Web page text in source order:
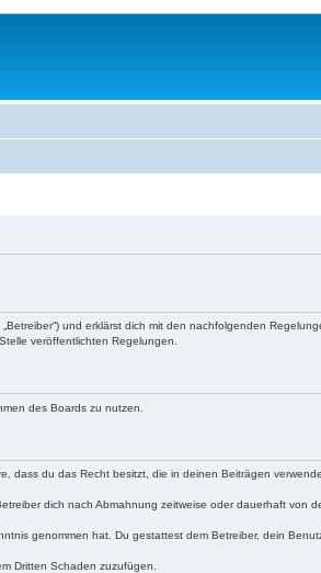
und erklärst dich mit den nachfolgenden
veröffentlichten Regelungen.
des Boards zu nutzen.
du das Recht besitzt, die in deinen Beiträgen
dich nach Abmahnung zeitweise oder dauerhaft von
genommen hat. Du gestattest dem Betreiber, dein
Dritten Schaden zuzufügen.